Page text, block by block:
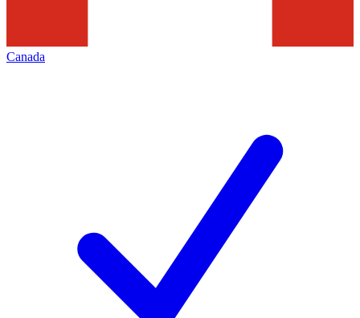
Canada